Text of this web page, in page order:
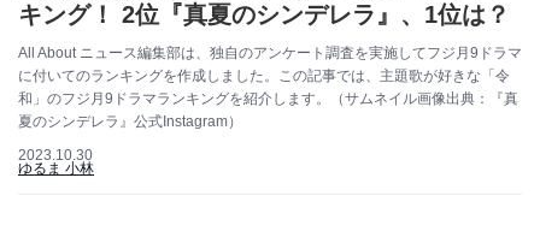
キング！ 2位『真夏のシンデレラ』、1位は？
All About ニュース編集部は、独自のアンケート調査を実施してフジ月9ドラマ
に付いてのランキングを作成しました。この記事では、主題歌が好きな「令
和」のフジ月9ドラマランキングを紹介します。（サムネイル画像出典：『真
夏のシンデレラ』公式Instagram）
2023.10.30
ゆるま 小林